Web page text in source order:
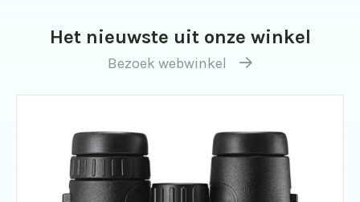
Het nieuwste uit onze winkel
Bezoek webwinkel